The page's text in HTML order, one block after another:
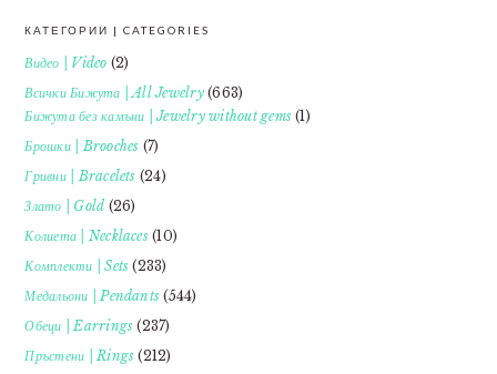
FOOTER
КАТЕГОРИИ | CATEGORIES
Видео | Video (2)
Всички Бижута | All Jewelry(663)
Бижута без камъни | Jewelry without gems (1)
Брошки | Brooches (7)
Гривни | Bracelets (24)
Злато | Gold (26)
Колиета | Necklaces(10)
Комплекти | Sets (233)
Медальони | Pendants (544)
Обеци | Earrings (237)
Пръстени | Rings (212)